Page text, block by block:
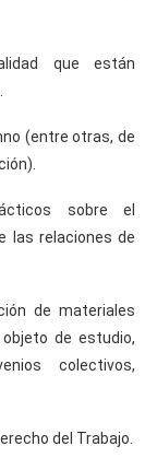
que están
(entre otras, de
sobre el
las relaciones de
de materiales
de estudio,
colectivos,
del Trabajo.